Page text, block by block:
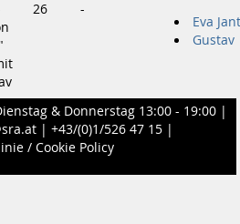
26 -
Eva
Gustav
& Donnerstag 13:00 - 19:00 |
| +43/(0)1/526 47 15 |
/ Cookie Policy